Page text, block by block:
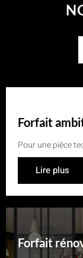
Forfait
Pour une pièce
Lire plus
Forfait